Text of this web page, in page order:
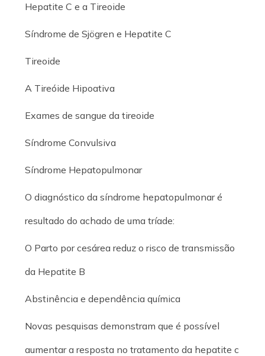
Hepatite C e a Tireoide
Síndrome de Sjögren e Hepatite C
Tireoide
A Tireóide Hipoativa
Exames de sangue da tireoide
Síndrome Convulsiva
Síndrome Hepatopulmonar
O diagnóstico da síndrome hepatopulmonar é
resultado do achado de uma tríade:
O Parto por cesárea reduz o risco de transmissão
da Hepatite B
Abstinência e dependência química
Novas pesquisas demonstram que é possível
aumentar a resposta no tratamento da hepatite c